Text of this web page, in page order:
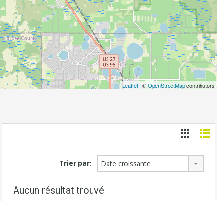
Leaflet | ©OpenStreetMapcontributors
Trier par: Date croissante
Aucun résultat trouvé !